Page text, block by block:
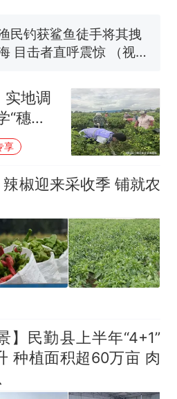
朵
民钓获鲨鱼徒手将其拽
目击者直呼震惊 （视频
报
在床头放菜刀的女孩，
一句“跟我回家”改写了
实地调
“穗润
期社会
植基
展
享
椒迎来采收季 铺就农
】民勤县上半年“4+1”
种植面积超60万亩 肉